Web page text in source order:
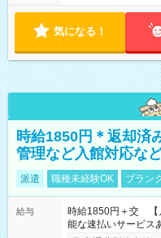
気になる！
時給1850円＊返却済
管理など入館対応な
派遣 職種未経験OK ブラン
給与
時給1850円＋交 【
能な速払いサービス